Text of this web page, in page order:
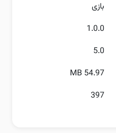
بازی
1.0.0
5.0
54.97 MB
397